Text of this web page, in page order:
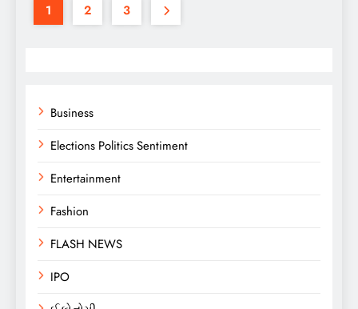
Business
Elections Politics Sentiment
Entertainment
Fashion
FLASH NEWS
IPO
1 2 3